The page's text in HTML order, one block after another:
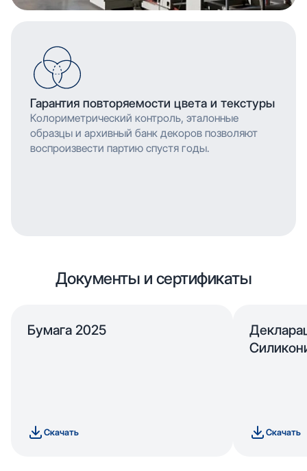
Гарантия повторяемости цвета и текстуры
Колориметрический контроль, эталонные
образцы и архивный банк декоров позволяют
воспроизвести партию спустя годы.
Документы и сертификаты
Бумага 2025
Скачать Скачать